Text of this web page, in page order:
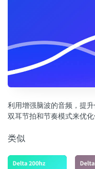
利用增强脑波的音频，提
双耳节拍和节奏模式来优化
类似